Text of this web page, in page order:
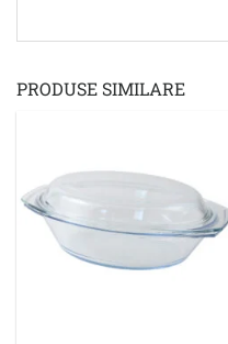
PRODUSE SIMILARE